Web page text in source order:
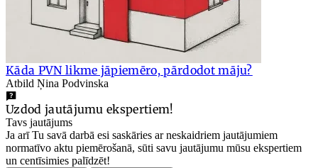
Kāda PVN likme jāpiemēro, pārdodot māju?
Atbild Ņina Podvinska
Uzdod jautājumu ekspertiem!
Tavs jautājums
Ja arī Tu savā darbā esi saskāries ar neskaidriem jautājumiem
normatīvo aktu piemērošanā, sūti savu jautājumu mūsu ekspertiem
un centīsimies palīdzēt!